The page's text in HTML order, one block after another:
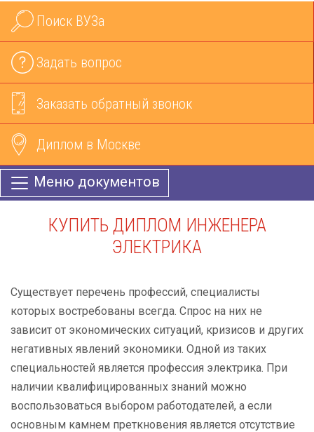
Поиск ВУЗа
Задать вопрос
Заказать обратный звонок
Диплом в Москве
Меню документов
КУПИТЬ ДИПЛОМ ИНЖЕНЕРА
ЭЛЕКТРИКА
Существует перечень профессий, специалисты
которых востребованы всегда. Спрос на них не
зависит от экономических ситуаций, кризисов и других
негативных явлений экономики. Одной из таких
специальностей является профессия электрика. При
наличии квалифицированных знаний можно
воспользоваться выбором работодателей, а если
основным камнем преткновения является отсутствие